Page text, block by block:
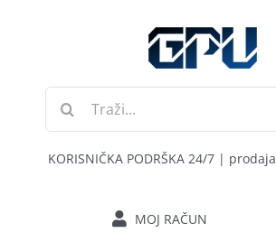
Traži...
KORISNIČKA PODRŠKA 24/7 |
MOJ RAČUN